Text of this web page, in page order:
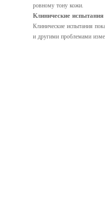
ровному тону кожи.
Клинические
Клинические испытания
и другими проблемами